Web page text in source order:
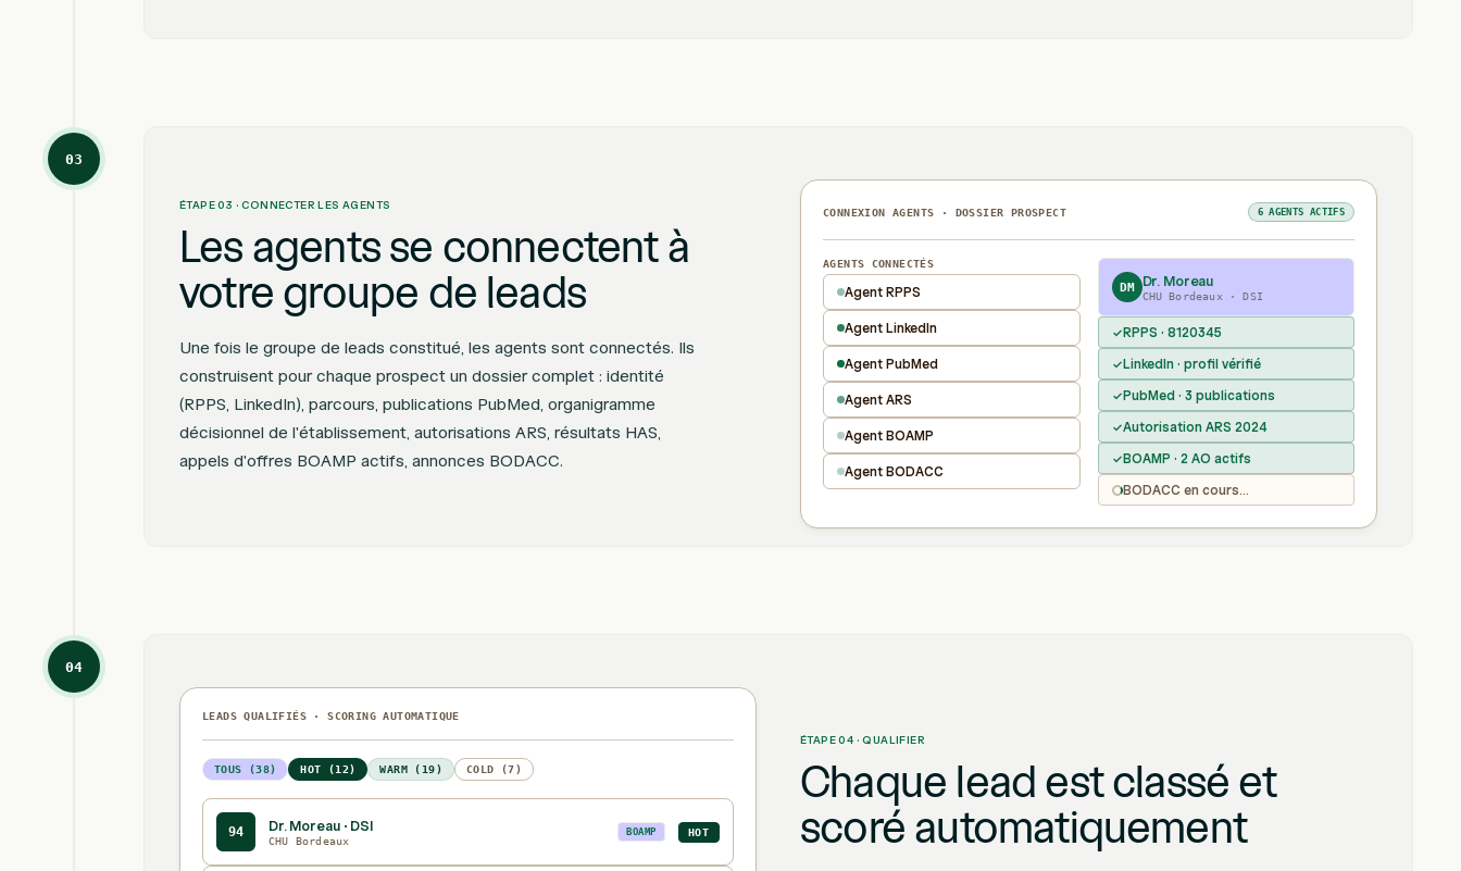
03
ÉTAPE 03 · CONNECTER LES AGENTS
Les agents se connectent à
votre groupe de leads
Une fois le groupe de leads constitué, les agents sont connectés. Ils
construisent pour chaque prospect un dossier complet : identité
(RPPS, LinkedIn), parcours, publications PubMed, organigramme
décisionnel de l'établissement, autorisations ARS, résultats HAS,
appels d'offres BOAMP actifs, annonces BODACC.
CONNEXION AGENTS · DOSSIER PROSPECT 6 AGENTS ACTIFS
AGENTS CONNECTÉS
Agent RPPS
Agent LinkedIn
Agent PubMed
Agent ARS
Agent BOAMP
Agent BODACC
DM Dr. Moreau
CHU Bordeaux · DSI
✓RPPS · 8120345
✓LinkedIn · profil vérifié
✓PubMed · 3 publications
✓Autorisation ARS 2024
✓BOAMP · 2 AO actifs
BODACC en cours...
04
ÉTAPE 04 · QUALIFIER
Chaque lead est classé et
scoré automatiquement
LEADS QUALIFIÉS · SCORING AUTOMATIQUE
TOUS (38) HOT (12) WARM (19) COLD (7)
94 Dr. Moreau · DSI
CHU Bordeaux
BOAMP HOT